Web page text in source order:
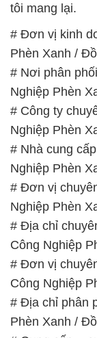
Nghiệp Phèn
# Công ty
Nghiệp Phèn
# Nhà cung
Nghiệp Phèn
# Đơn vị
Nghiệp Phèn
# Địa chỉ
Công Nghiệp
# Đơn vị
Công Nghiệp
# Địa chỉ phân
Phèn Xanh /
# Cung cấp ¬
Phèn Xanh /
# Công ty kinh
Nghiệp Phèn
# Nhà cung